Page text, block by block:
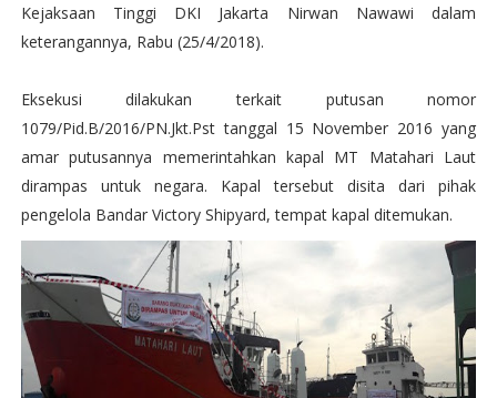
Kejaksaan Tinggi DKI Jakarta Nirwan Nawawi dalam
keterangannya, Rabu (25/4/2018).
Eksekusi dilakukan terkait putusan nomor
1079/Pid.B/2016/PN.Jkt.Pst tanggal 15 November 2016 yang
amar putusannya memerintahkan kapal MT Matahari Laut
dirampas untuk negara. Kapal tersebut disita dari pihak
pengelola Bandar Victory Shipyard, tempat kapal ditemukan.